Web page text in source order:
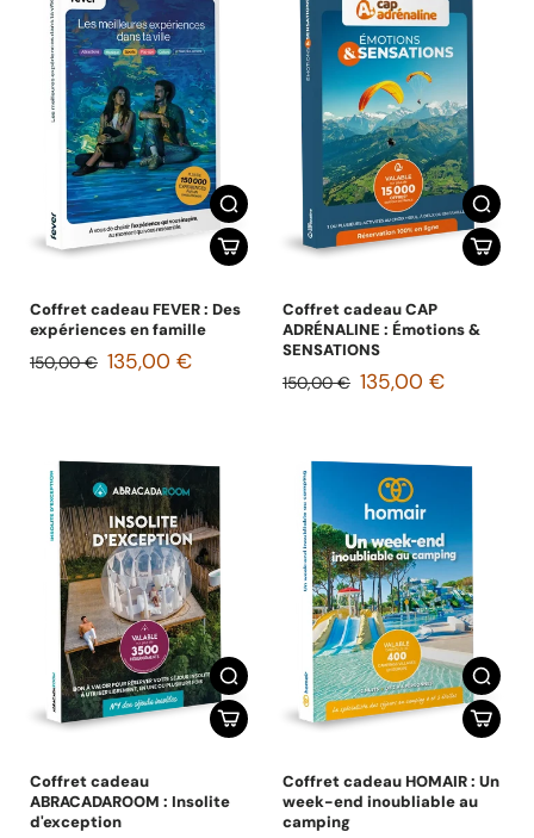
Coffret cadeau FEVER : Des
expériences en famille
150,00 € 135,00 €
Coffret cadeau CAP
ADRÉNALINE : Émotions &
SENSATIONS
150,00 € 135,00 €
Coffret cadeau
ABRACADAROOM : Insolite
d'exception
Coffret cadeau HOMAIR : Un
week-end inoubliable au
camping